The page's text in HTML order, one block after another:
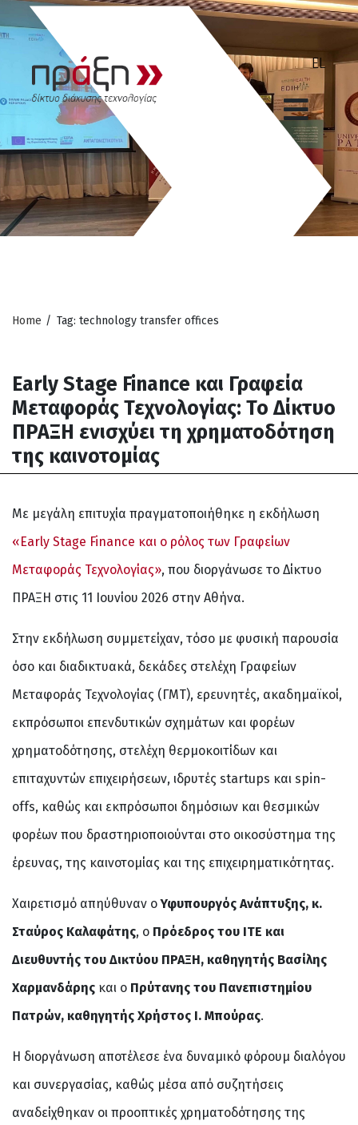
Home / Tag: technology transfer offices
Early Stage Finance και Γραφεία
Μεταφοράς Τεχνολογίας: Το Δίκτυο
ΠΡΑΞΗ ενισχύει τη χρηματοδότηση
της καινοτομίας
Με μεγάλη επιτυχία πραγματοποιήθηκε η εκδήλωση
«Early Stage Finance και ο ρόλος των Γραφείων
Μεταφοράς Τεχνολογίας», που διοργάνωσε το Δίκτυο
ΠΡΑΞΗ στις 11 Ιουνίου 2026 στην Αθήνα.
Στην εκδήλωση συμμετείχαν, τόσο με φυσική παρουσία
όσο και διαδικτυακά, δεκάδες στελέχη Γραφείων
Μεταφοράς Τεχνολογίας (ΓΜΤ), ερευνητές, ακαδημαϊκοί,
εκπρόσωποι επενδυτικών σχημάτων και φορέων
χρηματοδότησης, στελέχη θερμοκοιτίδων και
επιταχυντών επιχειρήσεων, ιδρυτές startups και spin-
offs, καθώς και εκπρόσωποι δημόσιων και θεσμικών
φορέων που δραστηριοποιούνται στο οικοσύστημα της
έρευνας, της καινοτομίας και της επιχειρηματικότητας.
Χαιρετισμό απηύθυναν οΥφυπουργός Ανάπτυξης, κ.
Σταύρος Καλαφάτης, ο Πρόεδρος του ΙΤΕ και
Διευθυντής του Δικτύου ΠΡΑΞΗ, καθηγητής Βασίλης
Χαρμανδάρης και ο Πρύτανης του Πανεπιστημίου
Πατρών, καθηγητής Χρήστος Ι. Μπούρας.
Η διοργάνωση αποτέλεσε ένα δυναμικό φόρουμ διαλόγου
και συνεργασίας, καθώς μέσα από συζητήσεις
αναδείχθηκαν οι προοπτικές χρηματοδότησης της